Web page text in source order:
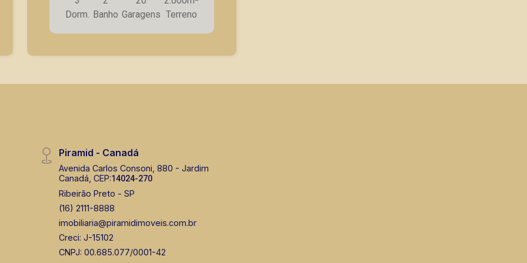
Dorm. Banho Garagens Terreno
Piramid - Canadá
Avenida Carlos Consoni, 880 - Jardim
Canadá, CEP:14024-270
Ribeirão Preto - SP
(16) 2111-8888
imobiliaria@piramidimoveis.com.br
Creci: J-15102
CNPJ: 00.685.077/0001-42